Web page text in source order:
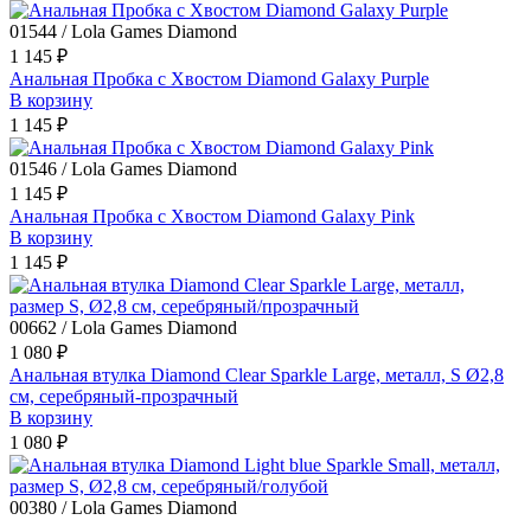
01544 / Lola Games Diamond
1 145 ₽
Анальная Пробка с Хвостом Diamond Galaxy Purple
В корзину
1 145 ₽
01546 / Lola Games Diamond
1 145 ₽
Анальная Пробка с Хвостом Diamond Galaxy Pink
В корзину
1 145 ₽
00662 / Lola Games Diamond
1 080 ₽
Анальная втулка Diamond Clear Sparkle Large, металл, S Ø2,8
см, серебряный-прозрачный
В корзину
1 080 ₽
00380 / Lola Games Diamond